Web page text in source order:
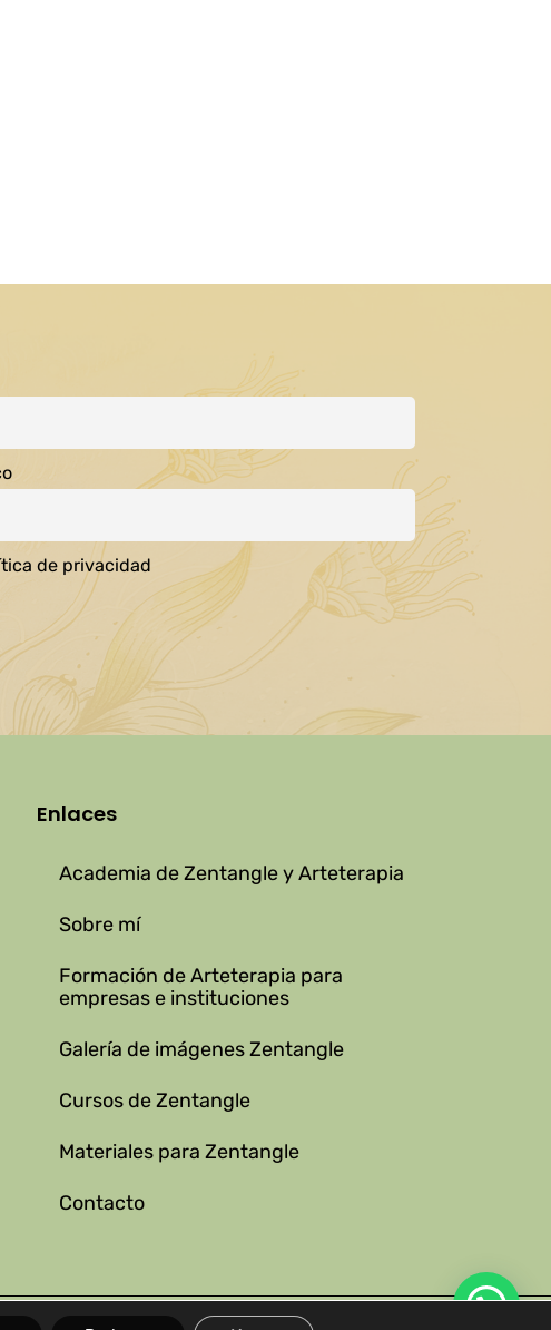
de privacidad
Enlaces
Academia de Zentangle y Arteterapia
Sobre mí
Formación de Arteterapia para
empresas e instituciones
Galería de imágenes Zentangle
Cursos de Zentangle
Materiales para Zentangle
Contacto